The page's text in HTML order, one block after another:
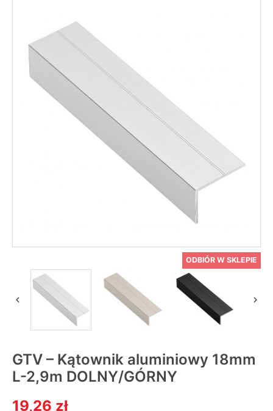
ODBIÓR W SKLEPIE
 
GTV – Kątownik aluminiowy 18mm
L-2,9m DOLNY/GÓRNY
19,26 zł